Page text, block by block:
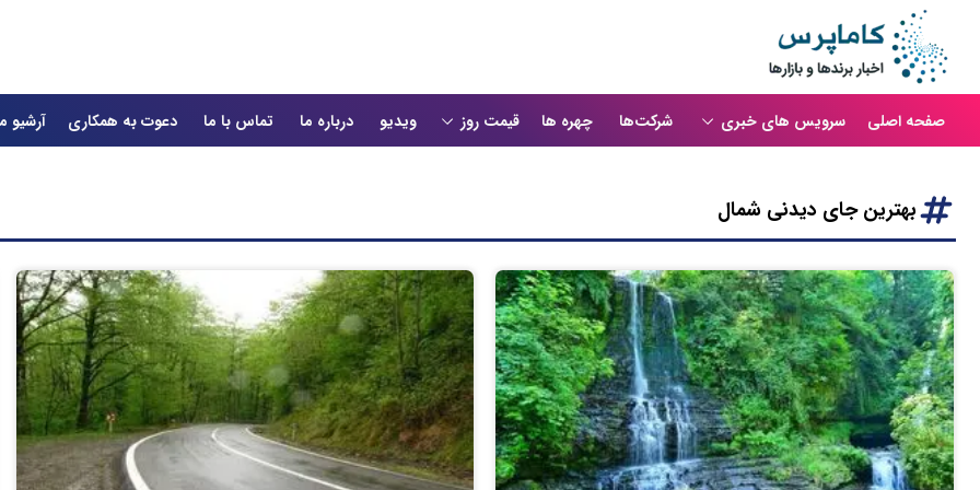
صفحه اصلی سرویس های خبری شرکت‌ها چهره ها قیمت روز ویدیو درباره ما تماس با ما دعوت به همکاری آرشیو
بهترین جای دیدنی شمال